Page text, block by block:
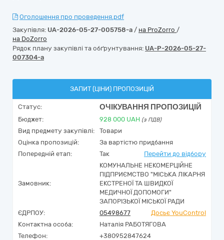
Оголошення про проведення.pdf
Закупівля: UA-2026-05-27-005758-a / на ProZorro /
на DoZorro
Рядок плану закупівлі та обґрунтування: UA-P-2026-05-27-
007304-a
ЗАПИТ (ЦІНИ) ПРОПОЗИЦІЙ
Статус: ОЧІКУВАННЯ ПРОПОЗИЦІЙ
Бюджет: 928 000 UAH (з ПДВ)
Вид предмету закупівлі:
Товари
Оцінка пропозицій:
За вартістю придбання
Попередній етап:
Так Перейти до відбору
Замовник:
КОМУНАЛЬНЕ НЕКОМЕРЦІЙНЕ
ПІДПРИЄМСТВО "МІСЬКА ЛІКАРНЯ
ЕКСТРЕНОЇ ТА ШВИДКОЇ
МЕДИЧНОЇ ДОПОМОГИ"
ЗАПОРІЗЬКОЇ МІСЬКОЇ РАДИ
ЄДРПОУ:
05498677
Досьє YouControl
Контактна особа:
Наталія РАБОТЯГОВА
Телефон:
+380952847624